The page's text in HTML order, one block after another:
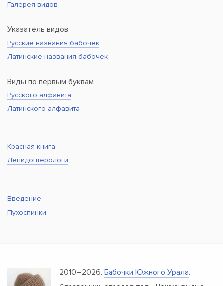
Галерея видов
Указатель видов
Русские названия бабочек
Латинские названия бабочек
Виды по первым буквам
Русского алфавита
Латинского алфавита
Красная книга
Лепидоптерологи
Введение
Пухоспинки
2010–2026. Бабочки Южного Урала.